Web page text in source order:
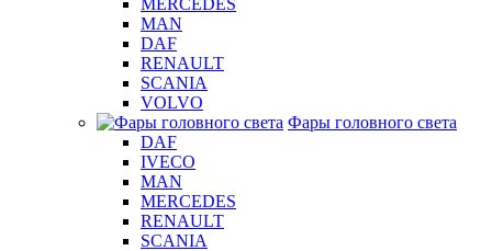
MERCEDES
MAN
DAF
RENAULT
SCANIA
VOLVO
Фары головного света
DAF
IVECO
MAN
MERCEDES
RENAULT
SCANIA